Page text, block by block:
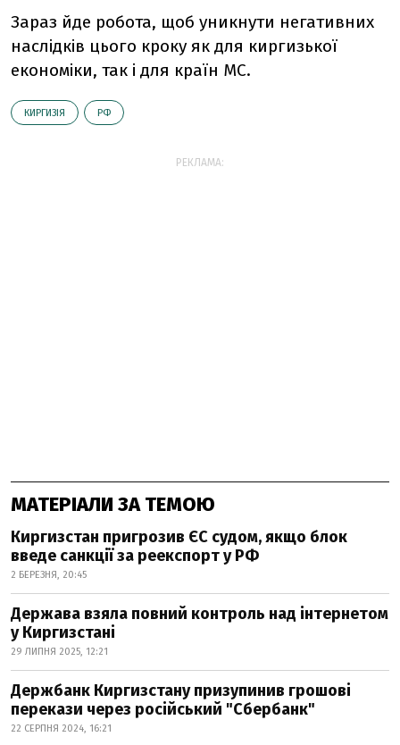
Зараз йде робота, щоб уникнути негативних
наслідків цього кроку як для киргизької
економіки, так і для країн МС.
КИРГИЗІЯ РФ
РЕКЛАМА:
МАТЕРІАЛИ ЗА ТЕМОЮ
Киргизстан пригрозив ЄС судом, якщо блок
введе санкції за реекспорт у РФ
2 БЕРЕЗНЯ, 20:45
Держава взяла повний контроль над інтернетом
у Киргизстані
29 ЛИПНЯ 2025, 12:21
Держбанк Киргизстану призупинив грошові
перекази через російський "Сбербанк"
22 СЕРПНЯ 2024, 16:21